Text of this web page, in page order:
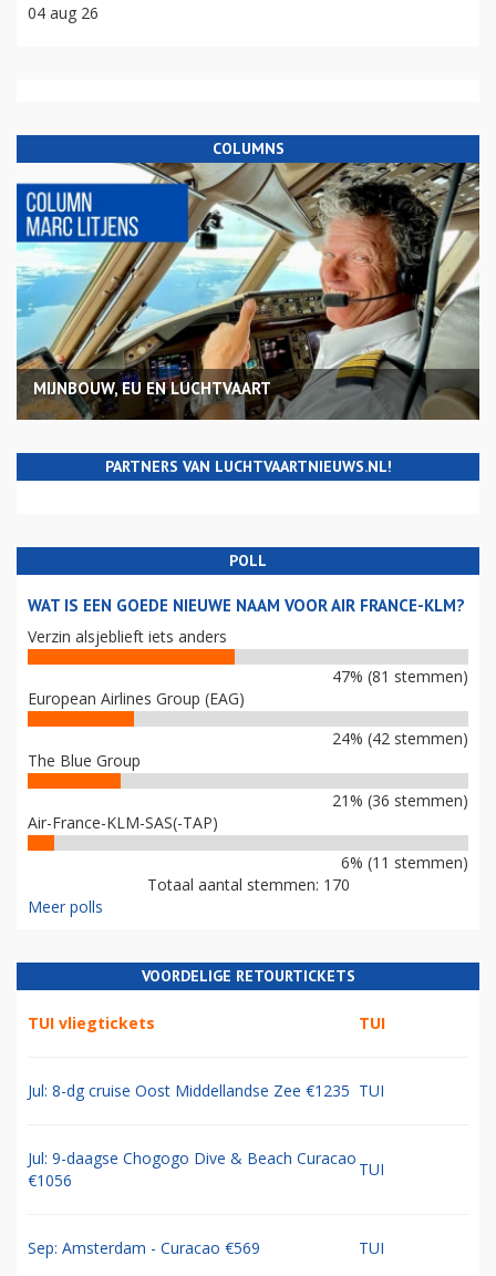
04 aug 26
COLUMNS
MIJNBOUW, EU EN LUCHTVAART
PARTNERS VAN LUCHTVAARTNIEUWS.NL!
POLL
WAT IS EEN GOEDE NIEUWE NAAM VOOR AIR FRANCE-KLM?
Verzin alsjeblieft iets anders
47% (81 stemmen)
European Airlines Group (EAG)
24% (42 stemmen)
The Blue Group
21% (36 stemmen)
Air-France-KLM-SAS(-TAP)
6% (11 stemmen)
Totaal aantal stemmen: 170
Meer polls
VOORDELIGE RETOURTICKETS
TUI vliegtickets TUI
Jul: 8-dg cruise Oost Middellandse Zee €1235 TUI
Jul: 9-daagse Chogogo Dive & Beach Curacao
€1056
TUI
Sep: Amsterdam - Curacao €569 TUI